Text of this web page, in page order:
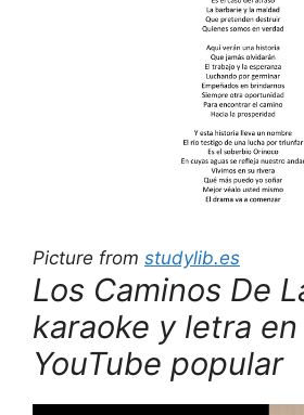
Picture from studylib.es
Los Caminos De
karaoke y letra
YouTube popular